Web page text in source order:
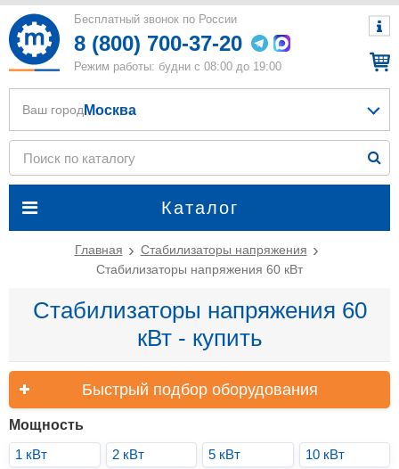
Бесплатный звонок по России
8 (800) 700-37-20
Режим работы: будни с 08:00 до 19:00
Каталог
Ваш город Москва
Главная
Стабилизаторы напряжения
Стабилизаторы напряжения 60 кВт
Стабилизаторы напряжения 60
кВт - купить
Быстрый подбор оборудования
Мощность
1 кВт
2 кВт 5 кВт
10 кВт